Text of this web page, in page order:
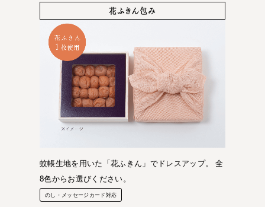
花ふきん包み
蚊帳生地を用いた「花ふきん」でドレスアップ。 全
8色からお選びください。
のし・メッセージカード対応